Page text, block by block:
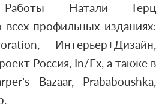
Работы Натали Герц
всех профильных изданиях:
Интерьер+Дизайн,
Россия, In/Ex, а также в
Bazaar, Prababoushka,